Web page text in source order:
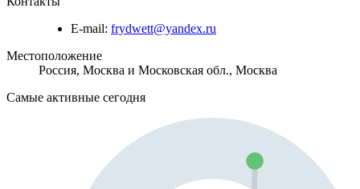
E-mail: frydwett@yandex.ru
Местоположение
Россия, Москва и Московская обл., Москва
Самые активные сегодня